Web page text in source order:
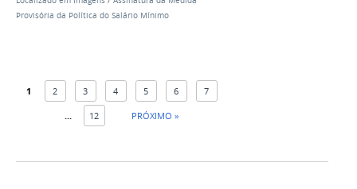
Provisória da Política do Salário Mínimo
1 2 3 4 5 6 7
... 12 PRÓXIMO »